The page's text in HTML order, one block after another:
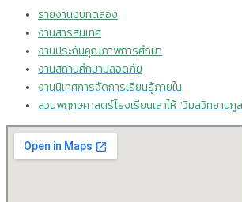
รายงานงบทดลอง
งานสารสนเทศ
งานประกันคุณภาพการศึกษา
งานสถานศึกษาปลอดภัย
งานนิเทศการจัดการเรียนรู้ภายใน
สวนพฤกษศาสตร์โรงเรียนเสาไห้ “วิมลวิทยานุกู